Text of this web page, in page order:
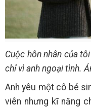
Cuộc hôn nhân của
chỉ vì anh ngoại tình.
Anh yêu một cô bé
viên nhưng kĩ năng